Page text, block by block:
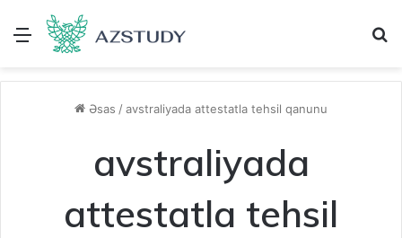
Menu
Əsas /avstraliyada attestatla tehsil qanunu
avstraliyada
attestatla tehsil